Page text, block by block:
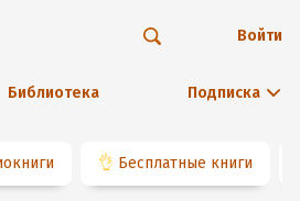
Библиотека Подписка
Войти
👌 Бесплатные книги